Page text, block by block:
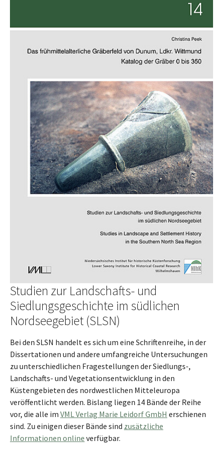
Studien zur Landschafts- und
Siedlungsgeschichte im südlichen
Nordseegebiet (SLSN)
Bei den SLSN handelt es sich um eine Schriftenreihe, in der
Dissertationen und andere umfangreiche Untersuchungen
zu unterschiedlichen Fragestellungen der Siedlungs-,
Landschafts- und Vegetationsentwicklung in den
Küstengebieten des nordwestlichen Mitteleuropa
veröffentlicht werden. Bislang liegen 14 Bände der Reihe
vor, die alle im VML Verlag Marie Leidorf GmbH erschienen
sind. Zu einigen dieser Bände sind zusätzliche
Informationen online verfügbar.